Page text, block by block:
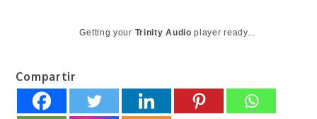
Getting your Trinity Audio player ready...
Compartir